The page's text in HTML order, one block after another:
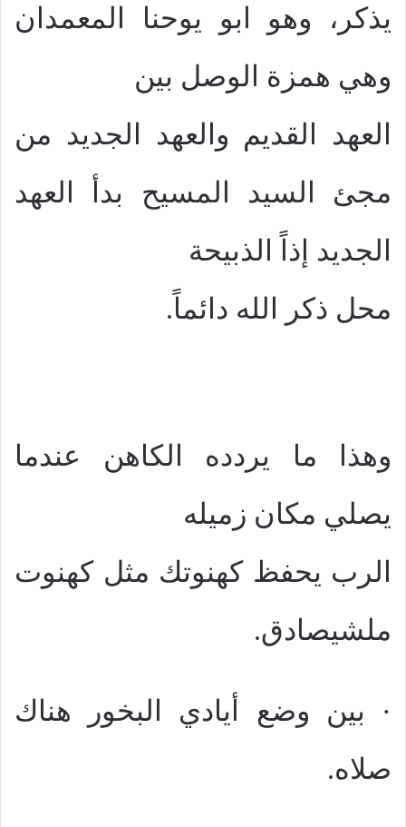
يذكر، وهو ابو يوحنا المعمدان
وهي همزة الوصل بين
العهد القديم والعهد الجديد من
مجئ السيد المسيح بدأ العهد
الجديد إذاً الذبيحة
محل ذكر الله دائماً.
وهذا ما يردده الكاهن عندما
يصلي مكان زميله
الرب يحفظ كهنوتك مثل كهنوت
ملشيصادق.
· بين وضع أيادي البخور هناك
صلاه.